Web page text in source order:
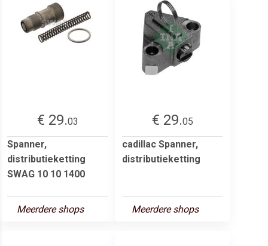
€ 29.03
Spanner,
distributieketting
SWAG 10 10 1400
Meerdere shops
€ 29.05
cadillac Spanner,
distributieketting
Meerdere shops